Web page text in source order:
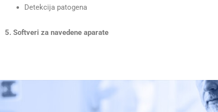
Detekcija patogena
5. Softveri za navedene aparate